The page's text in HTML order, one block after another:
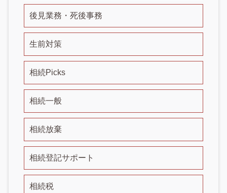
後見業務・死後事務
生前対策
相続Picks
相続一般
相続放棄
相続登記サポート
相続税